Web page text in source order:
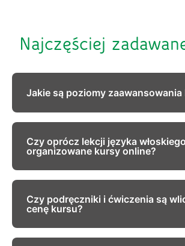
Najczęściej
Jakie są poziomy zaawansowania
Czy oprócz lekcji języka
organizowane kursy online?
Czy podręczniki i ćwiczenia są
cenę kursu?